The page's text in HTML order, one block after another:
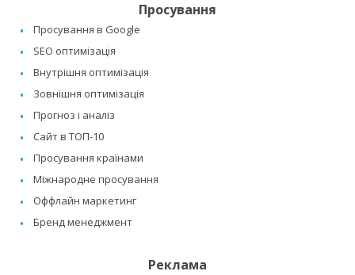
Просування
Просування в Google
SEO оптимізація
Внутрішня оптимізація
Зовнішня оптимізація
Прогноз і аналіз
Сайт в ТОП-10
Просування країнами
Міжнародне просування
Оффлайн маркетинг
Бренд менеджмент
Реклама